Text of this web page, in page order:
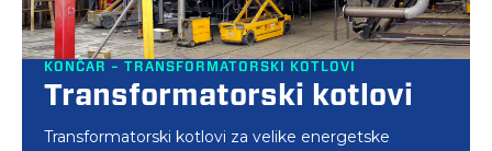
KONČAR – TRANSFORMATORSKI KOTLOVI
Transformatorski kotlovi
Transformatorski kotlovi za velike energetske